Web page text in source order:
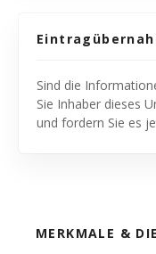
Sind die
Sie Inhaber dieses
und fordern Sie es
MERKMALE &